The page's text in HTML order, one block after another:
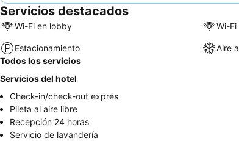
Servicios destacados
Wi-Fi en lobby Wi-
Estacionamiento Aire
Todos los servicios
Servicios del hotel
Check-in/check-out exprés
Pileta al aire libre
Recepción 24 horas
Servicio de lavandería